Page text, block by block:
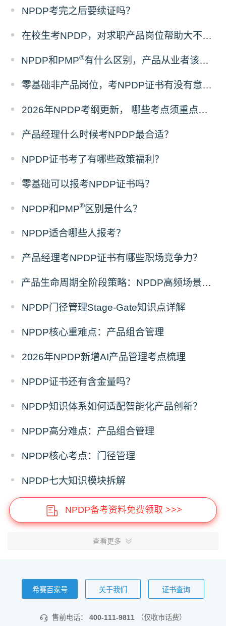
NPDP考完之后要续证吗？
在校生考NPDP，对求职产品岗位帮助大不大？
NPDP和PMP®有什么区别，产品从业者该怎么选证？
零基础非产品岗位，考NPDP证书有没有意义？
2026年NPDP考纲更新， 哪些考点须重点掌握？
产品经理什么时候考NPDP最合适？
NPDP证书考了有哪些政策福利？
零基础可以报考NPDP证书吗？
NPDP和PMP®区别是什么？
NPDP适合哪些人报考？
产品经理考NPDP证书有哪些职场竞争力？
产品生命周期全阶段策略：NPDP高频场景题答题模板
NPDP门径管理Stage-Gate知识点详解
NPDP核心重难点：产品组合管理
2026年NPDP新增AI产品管理考点梳理
NPDP证书还有含金量吗？
NPDP知识体系如何适配智能化产品创新？
NPDP高分难点：产品组合管理
NPDP核心考点：门径管理
NPDP七大知识模块拆解
NPDP备考资料免费领取 >>>
查看更多
希赛百家号 关于我们 证书查询
售前电话： 400-111-9811 （仅收市话费）